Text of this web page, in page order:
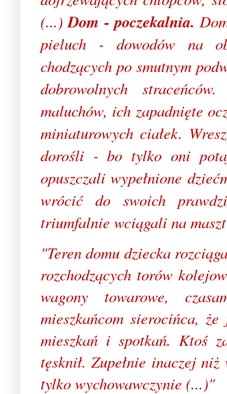
(...)Dom - poczekalnia.
pieluch - dowodów na
chodzących po smutnym
dobrowolnych
maluchów, ich zapadnięte
miniaturowych ciałek.
dorośli - bo tylko oni
opuszczali wypełnione
wrócić do swoich
triumfalnie wciągali na
"Teren domu dziecka
rozchodzących torów
wagony towarowe,
mieszkańcom sierocińca,
mieszkań i spotkań. Ktoś
tęsknił. Zupełnie inaczej
tylko wychowawczynie (...)"